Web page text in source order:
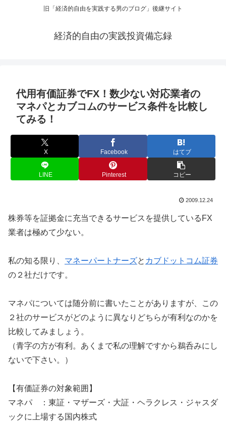
旧「経済的自由を実践する男のブログ」後継サイト
経済的自由の実践投資備忘録
代用有価証券でFX！数少ない対応業者の
マネパとカブコムのサービス条件を比較し
てみる！
X Facebook はてブ
LINE Pinterest コピー
2009.12.24
株券等を証拠金に充当できるサービスを提供しているFX
業者は極めて少ない。
私の知る限り、 マネーパートナーズと カブドットコム証券
の２社だけです。
マネパについては随分前に書いたことがありますが、この
２社のサービスがどのように異なりどちらが有利なのかを
比較してみましょう。
（青字の方が有利。あくまで私の理解ですから鵜呑みにし
ないで下さい。）
【有価証券の対象範囲】
マネパ ：東証・マザーズ・大証・ヘラクレス・ジャスダ
ックに上場する国内株式